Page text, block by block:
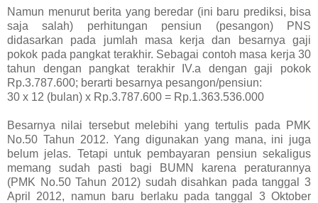
Namun menurut berita yang beredar (ini baru prediksi, bisa
saja salah) perhitungan pensiun (pesangon) PNS
didasarkan pada jumlah masa kerja dan besarnya gaji
pokok pada pangkat terakhir. Sebagai contoh masa kerja 30
tahun dengan pangkat terakhir IV.a dengan gaji pokok
Rp.3.787.600; berarti besarnya pesangon/pensiun:
30 x 12 (bulan) x Rp.3.787.600 = Rp.1.363.536.000
Besarnya nilai tersebut melebihi yang tertulis pada PMK
No.50 Tahun 2012. Yang digunakan yang mana, ini juga
belum jelas. Tetapi untuk pembayaran pensiun sekaligus
memang sudah pasti bagi BUMN karena peraturannya
(PMK No.50 Tahun 2012) sudah disahkan pada tanggal 3
April 2012, namun baru berlaku pada tanggal 3 Oktober